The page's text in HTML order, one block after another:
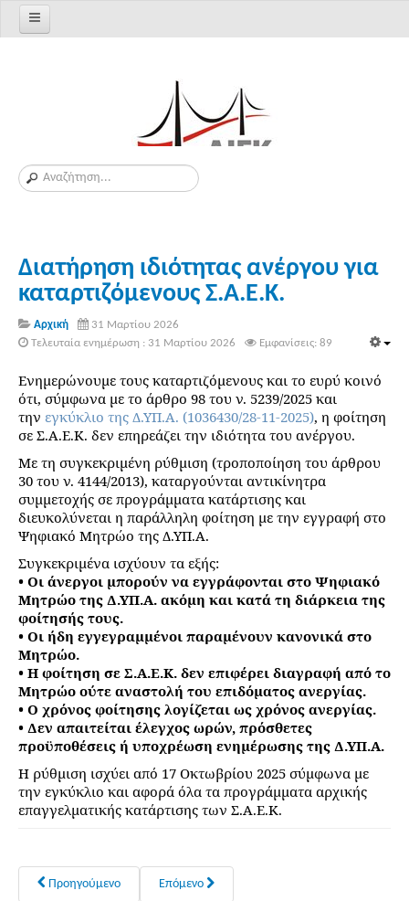
Διατήρηση ιδιότητας ανέργου για
καταρτιζόμενους Σ.Α.Ε.Κ.
Αρχική
31 Μαρτίου 2026
Τελευταία ενημέρωση : 31 Μαρτίου 2026
Εμφανίσεις: 89
Ενημερώνουμε τους καταρτιζόμενους και το ευρύ κοινό
ότι, σύμφωνα με το άρθρο 98 του ν. 5239/2025 και
την εγκύκλιο της Δ.ΥΠ.Α. (1036430/28-11-2025), η φοίτηση
σε Σ.Α.Ε.Κ. δεν επηρεάζει την ιδιότητα του ανέργου.
Με τη συγκεκριμένη ρύθμιση (τροποποίηση του άρθρου
30 του ν. 4144/2013), καταργούνται αντικίνητρα
συμμετοχής σε προγράμματα κατάρτισης και
διευκολύνεται η παράλληλη φοίτηση με την εγγραφή στο
Ψηφιακό Μητρώο της Δ.ΥΠ.Α.
Συγκεκριμένα ισχύουν τα εξής:
• Οι άνεργοι μπορούν να εγγράφονται στο Ψηφιακό
Μητρώο της Δ.ΥΠ.Α. ακόμη και κατά τη διάρκεια της
φοίτησής τους.
• Οι ήδη εγγεγραμμένοι παραμένουν κανονικά στο
Μητρώο.
• Η φοίτηση σε Σ.Α.Ε.Κ. δεν επιφέρει διαγραφή από το
Μητρώο ούτε αναστολή του επιδόματος ανεργίας.
• Ο χρόνος φοίτησης λογίζεται ως χρόνος ανεργίας.
• Δεν απαιτείται έλεγχος ωρών, πρόσθετες
προϋποθέσεις ή υποχρέωση ενημέρωσης της Δ.ΥΠ.Α.
Η ρύθμιση ισχύει από 17 Οκτωβρίου 2025 σύμφωνα με
την εγκύκλιο και αφορά όλα τα προγράμματα αρχικής
επαγγελματικής κατάρτισης των Σ.Α.Ε.Κ.
Προηγούμενο Επόμενο